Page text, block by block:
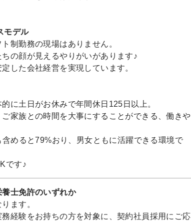
モデル
制勤務の現場はありません。
の顔が見えるやりがいがあります♪
した会社経営を実現しています。
に土日がお休みで年間休日125日以上。
家族との時間を大事にすることができる、働きや
めると79%おり、男女ともに活躍できる環境で
です♪
士免許のいずれか
ます。
経験をお持ちの方を対象に、契約社員採用にご応